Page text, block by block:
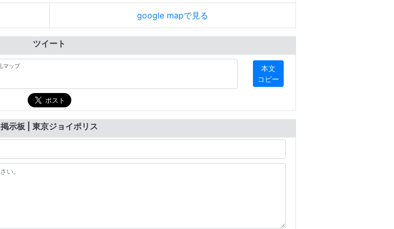
google mapで見る
ツイート
本文
コピー
掲示板 | 東京ジョイポリス